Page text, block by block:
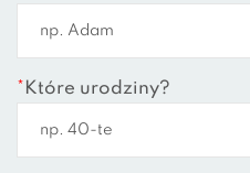
* Które urodziny?